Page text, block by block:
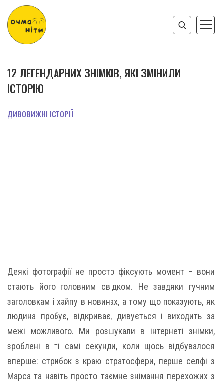
12 ЛЕГЕНДАРНИХ ЗНІМКІВ, ЯКІ ЗМІНИЛИ
ІСТОРІЮ
ДИВОВИЖНІ ІСТОРІЇ
Деякі фотографії не просто фіксують момент – вони
стають його головним свідком. Не завдяки гучним
заголовкам і хайпу в новинах, а тому що показують, як
людина пробує, відкриває, дивується і виходить за
межі можливого. Ми розшукали в інтернеті знімки,
зроблені в ті самі секунди, коли щось відбувалося
вперше: стрибок з краю стратосфери, перше селфі з
Марса та навіть просто таємне знімання перехожих з